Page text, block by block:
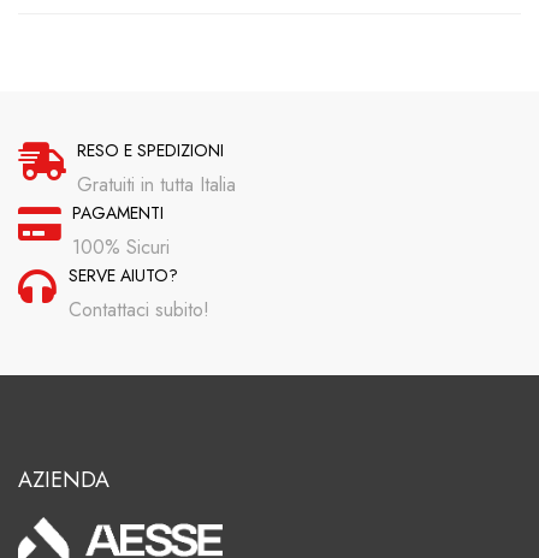
RESO E SPEDIZIONI
Gratuiti in tutta Italia
PAGAMENTI
100% Sicuri
SERVE AIUTO?
Contattaci subito!
AZIENDA